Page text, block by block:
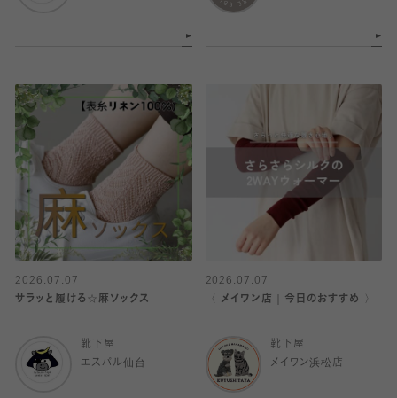
2026.07.07
サラッと履ける☆麻ソックス
靴下屋
エスパル仙台
2026.07.07
〈 メイワン店｜今日のおすすめ 〉
靴下屋
メイワン浜松店